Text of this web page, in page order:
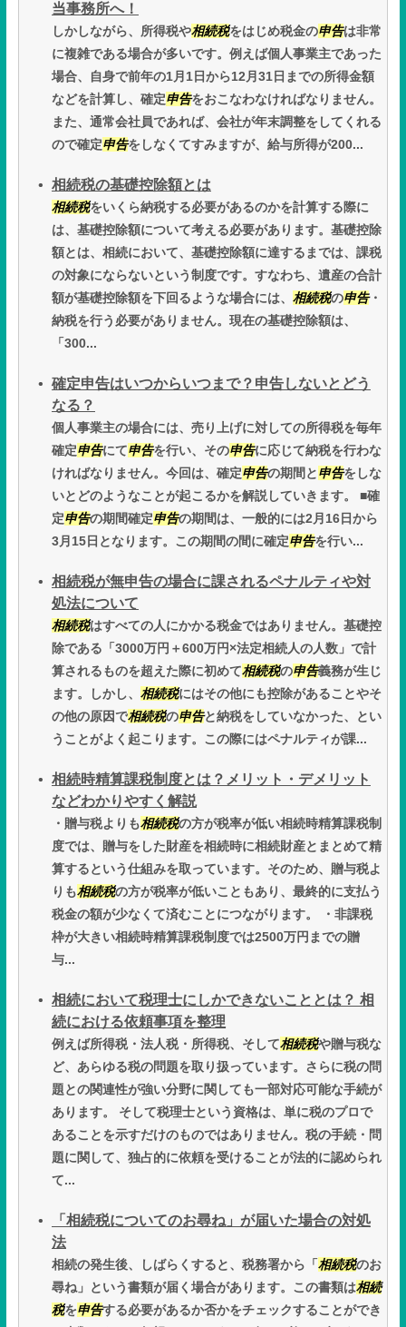
当事務所へ！
しかしながら、所得税や相続税をはじめ税金の申告は非常
に複雑である場合が多いです。例えば個人事業主であった
場合、自身で前年の1月1日から12月31日までの所得金額
などを計算し、確定申告をおこなわなければなりません。
また、通常会社員であれば、会社が年末調整をしてくれる
ので確定申告をしなくてすみますが、給与所得が200...
相続税の基礎控除額とは
相続税をいくら納税する必要があるのかを計算する際に
は、基礎控除額について考える必要があります。基礎控除
額とは、相続において、基礎控除額に達するまでは、課税
の対象にならないという制度です。すなわち、遺産の合計
額が基礎控除額を下回るような場合には、 相続税の申告・
納税を行う必要がありません。現在の基礎控除額は、
「300...
確定申告はいつからいつまで？申告しないとどう
なる？
個人事業主の場合には、売り上げに対しての所得税を毎年
確定申告にて申告を行い、その申告に応じて納税を行わな
ければなりません。今回は、確定申告の期間と申告をしな
いとどのようなことが起こるかを解説していきます。 ■確
定申告の期間確定申告の期間は、一般的には2月16日から
3月15日となります。この期間の間に確定申告を行い...
相続税が無申告の場合に課されるペナルティや対
処法について
相続税はすべての人にかかる税金ではありません。基礎控
除である「3000万円＋600万円×法定相続人の人数」で計
算されるものを超えた際に初めて相続税の申告義務が生じ
ます。しかし、 相続税にはその他にも控除があることやそ
の他の原因で相続税の申告と納税をしていなかった、とい
うことがよく起こります。この際にはペナルティが課...
相続時精算課税制度とは？メリット・デメリット
などわかりやすく解説
・贈与税よりも相続税の方が税率が低い相続時精算課税制
度では、贈与をした財産を相続時に相続財産とまとめて精
算するという仕組みを取っています。そのため、贈与税よ
りも相続税の方が税率が低いこともあり、最終的に支払う
税金の額が少なくて済むことにつながります。 ・非課税
枠が大きい相続時精算課税制度では2500万円までの贈
与...
相続において税理士にしかできないこととは？ 相
続における依頼事項を整理
例えば所得税・法人税・所得税、そして相続税や贈与税な
ど、あらゆる税の問題を取り扱っています。さらに税の問
題との関連性が強い分野に関しても一部対応可能な手続が
あります。 そして税理士という資格は、単に税のプロで
あることを示すだけのものではありません。税の手続・問
題に関して、独占的に依頼を受けることが法的に認められ
て...
「相続税についてのお尋ね」が届いた場合の対処
法
相続の発生後、しばらくすると、税務署から「 相続税のお
尋ね」という書類が届く場合があります。この書類は相続
税を申告する必要があるか否かをチェックすることができ